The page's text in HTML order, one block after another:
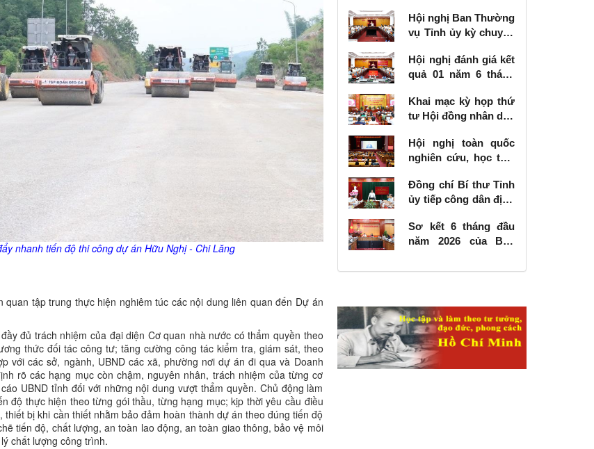
nhanh tiến độ thi công dự án Hữu Nghị - Chi Lăng
tập trung thực hiện nghiêm túc các nội dung liên quan đến Dự án
đủ trách nhiệm của đại diện Cơ quan nhà nước có thẩm quyền theo
thức đối tác công tư; tăng cường công tác kiểm tra, giám sát, theo
với các sở, ngành, UBND các xã, phường nơi dự án đi qua và Doanh
rõ các hạng mục còn chậm, nguyên nhân, trách nhiệm của từng cơ
UBND tỉnh đối với những nội dung vượt thẩm quyền. Chủ động làm
độ thực hiện theo từng gói thầu, từng hạng mục; kịp thời yêu cầu điều
bị khi cần thiết nhằm bảo đảm hoàn thành dự án theo đúng tiến độ
tiến độ, chất lượng, an toàn lao động, an toàn giao thông, bảo vệ môi
chất lượng công trình.
Hội nghị Ban Thường
vụ Tỉnh ủy kỳ chuyên
Hội nghị đánh giá kết
quả 01 năm 6 tháng
số 57-NQ/TW
Khai mạc kỳ họp thứ
tư Hội đồng nhân dân
kỳ 2026 - 2031
Hội nghị toàn quốc
nghiên cứu, học tập,
khai thực hiện Nghị
quyết số 10-NQ/TW
phát triển kinh tế có
vốn đầu tư nước
Đồng chí Bí thư Tỉnh
ủy tiếp công dân định
Sơ kết 6 tháng đầu
năm 2026 của Ban
các công trình, dự án
giao thông vận tải